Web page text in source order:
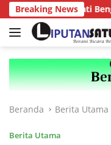
Langsung
ke
konten
Breaking News
Kajati Bengkulu
Beranda Berita Utama
Berita Utama